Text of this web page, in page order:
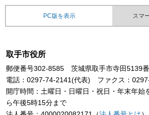
PC版を表示 スマ
取手市役所
郵便番号302-8585 茨城県取手市寺田5139
電話：0297-74-2141(代表) ファクス：
開庁時間：土曜日・日曜日・祝日・年末年始
ら午後5時15分まで